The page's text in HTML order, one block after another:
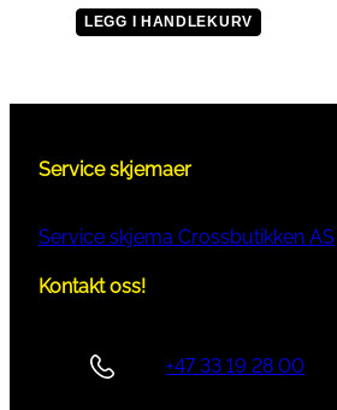
LEGG I HANDLEKURV
Service skjemaer
Service skjema Crossbutikken AS
Kontakt oss!
+47 33 19 28 00